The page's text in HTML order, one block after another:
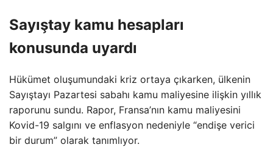
Sayıştay kamu hesapları
konusunda uyardı
Hükümet oluşumundaki kriz ortaya çıkarken, ülkenin
Sayıştayı Pazartesi sabahı kamu maliyesine ilişkin yıllık
raporunu sundu. Rapor, Fransa’nın kamu maliyesini
Kovid-19 salgını ve enflasyon nedeniyle “endişe verici
bir durum” olarak tanımlıyor.